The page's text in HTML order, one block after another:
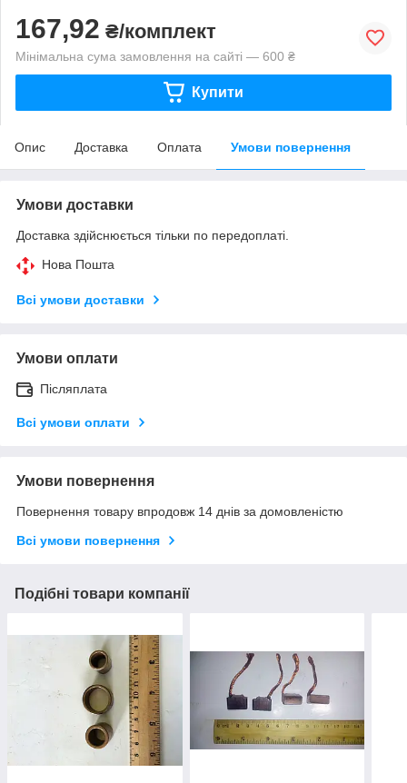
167,92 ₴/комплект
Мінімальна сума замовлення на сайті — 600 ₴
Купити
Опис Доставка Оплата Умови повернення
Умови доставки
Доставка здійснюється тільки по передоплаті.
Нова Пошта
Всі умови доставки
Умови оплати
Післяплата
Всі умови оплати
Умови повернення
Повернення товару впродовж 14 днів за домовленістю
Всі умови повернення
Подібні товари компанії